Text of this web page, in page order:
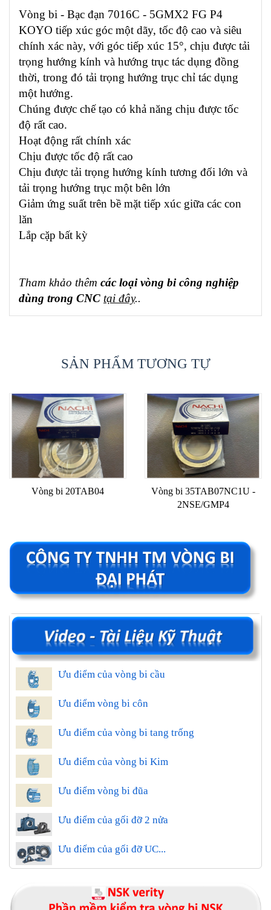
Vòng bi - Bạc đạn 7016C - 5GMX2 FG P4
KOYO tiếp xúc góc một dãy, tốc độ cao và siêu
chính xác này, với góc tiếp xúc 15°, chịu được tải
trọng hướng kính và hướng trục tác dụng đồng
thời, trong đó tải trọng hướng trục chỉ tác dụng
một hướng.
Chúng được chế tạo có khả năng chịu được tốc
độ rất cao.
Hoạt động rất chính xác
Chịu được tốc độ rất cao
Chịu được tải trọng hướng kính tương đối lớn và
tải trọng hướng trục một bên lớn
Giảm ứng suất trên bề mặt tiếp xúc giữa các con
lăn
Lắp cặp bất kỳ
Tham khảo thêm các loại vòng bi công nghiệp
dùng trong CNC tại đây..
SẢN PHẨM TƯƠNG TỰ
Vòng bi 20TAB04
Vòng bi 35TAB07NC1U -
2NSE/GMP4
Ưu điểm của vòng bi cầu
Ưu điểm vòng bi côn
Ưu điểm của vòng bi tang trống
Ưu điểm của vòng bi Kim
Ưu điểm vòng bi đũa
Ưu điểm của gối đỡ 2 nửa
Ưu điểm của gối đỡ UC...